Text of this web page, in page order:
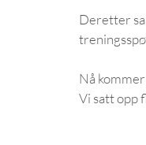
Deretter
Nå
Vi satt opp